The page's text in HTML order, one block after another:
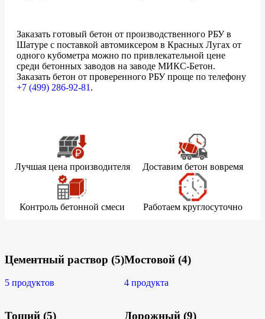
Заказать готовый бетон от производственного РБУ в
Шатуре с поставкой автомиксером в Красных Лугах от
одного кубометра можно по привлекательной цене
среди бетонных заводов на заводе МИКС-Бетон.
Заказать бетон от проверенного РБУ проще по телефону
+7 (499) 286-92-81 .
Лучшая цена производителя Доставим бетон вовремя
Контроль бетонной смеси Работаем круглосуточно
Цементный раствор (5)
5 продуктов
Тощий (5)
Мостовой (4)
4 продукта
Дорожный (9)